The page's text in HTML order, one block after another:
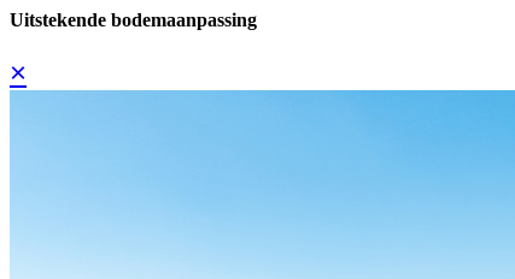
Uitstekende bodemaanpassing
×